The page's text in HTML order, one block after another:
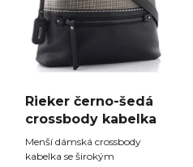
Rieker černo-šedá
crossbody kabelka
Menší dámská crossbody
kabelka se širokým